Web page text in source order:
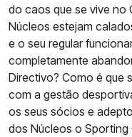
do caos que se vive no
Núcleos estejam
e o seu regular
completamente
Directivo? Como é que
com a gestão
os seus sócios e
dos Núcleos o